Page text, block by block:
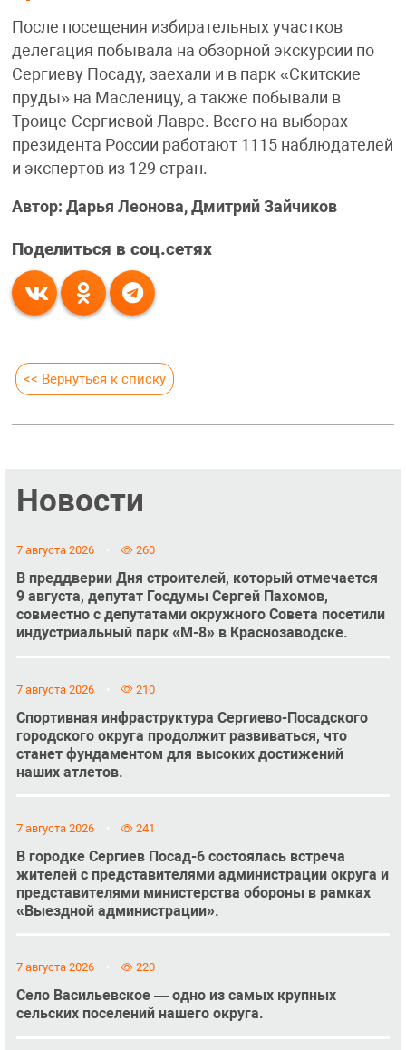
После посещения избирательных участков
делегация побывала на обзорной экскурсии по
Сергиеву Посаду, заехали и в парк «Скитские
пруды» на Масленицу, а также побывали в
Троице-Сергиевой Лавре. Всего на выборах
президента России работают 1115 наблюдателей
и экспертов из 129 стран.
Автор: Дарья Леонова, Дмитрий Зайчиков
Поделиться в соц.сетях
<< Вернуться к списку
Новости
7 августа 2026 260
В преддверии Дня строителей, который отмечается
9 августа, депутат Госдумы Сергей Пахомов,
совместно с депутатами окружного Совета посетили
индустриальный парк «М-8» в Краснозаводске.
7 августа 2026 210
Спортивная инфраструктура Сергиево-Посадского
городского округа продолжит развиваться, что
станет фундаментом для высоких достижений
наших атлетов.
7 августа 2026 241
В городке Сергиев Посад-6 состоялась встреча
жителей с представителями администрации округа и
представителями министерства обороны в рамках
«Выездной администрации».
7 августа 2026 220
Село Васильевское — одно из самых крупных
сельских поселений нашего округа.